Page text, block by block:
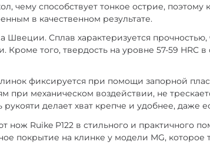
чему способствует тонкое острие,
в качественном результате.
Сплав характеризуется
того, твердость на уровне 57-59 HRC
фиксируется при помощи запорной
механическом воздействии, не
делает хват крепче и удобнее, даже
Ruike P122 в стильного и практичного
покрытие на клинке у модели MG,